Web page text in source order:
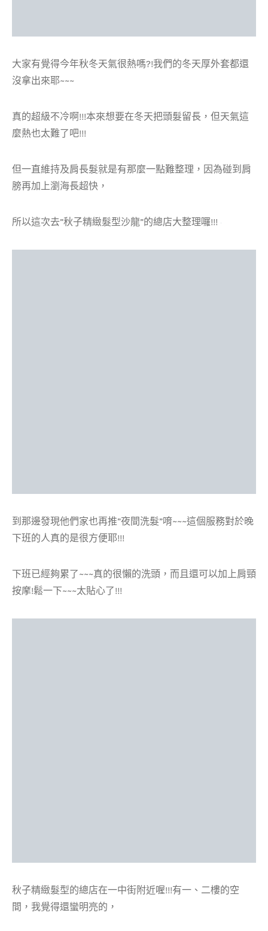
大家有覺得今年秋冬天氣很熱嗎?!我們的冬天厚外套都還
沒拿出來耶~~~
真的超級不冷啊!!!本來想要在冬天把頭髮留長，但天氣這
麼熱也太難了吧!!!
但一直維持及肩長髮就是有那麼一點難整理，因為碰到肩
膀再加上瀏海長超快，
所以這次去”秋子精緻髮型沙龍”的總店大整理囉!!!
到那邊發現他們家也再推”夜間洗髮”唷~~~這個服務對於晚
下班的人真的是很方便耶!!!
下班已經夠累了~~~真的很懶的洗頭，而且還可以加上肩頸
按摩!鬆一下~~~太貼心了!!!
秋子精緻髮型的總店在一中街附近喔!!!有一、二樓的空
間，我覺得還蠻明亮的，